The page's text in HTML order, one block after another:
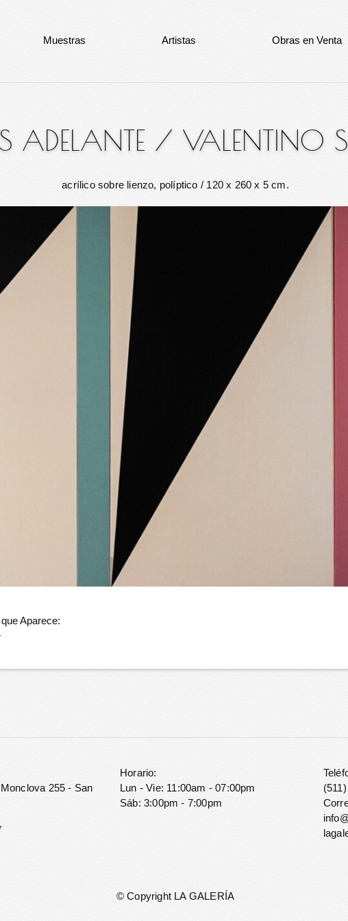
Muestras Artistas Obras en Venta
ADELANTE/ VALENTINO
acrílico sobre lienzo, políptico / 120 x 260 x 5 cm.
Aparece:
255 - San
Horario:
Lun - Vie: 11:00am - 07:00pm
Sáb: 3:00pm - 7:00pm
© Copyright LA GALERÍA